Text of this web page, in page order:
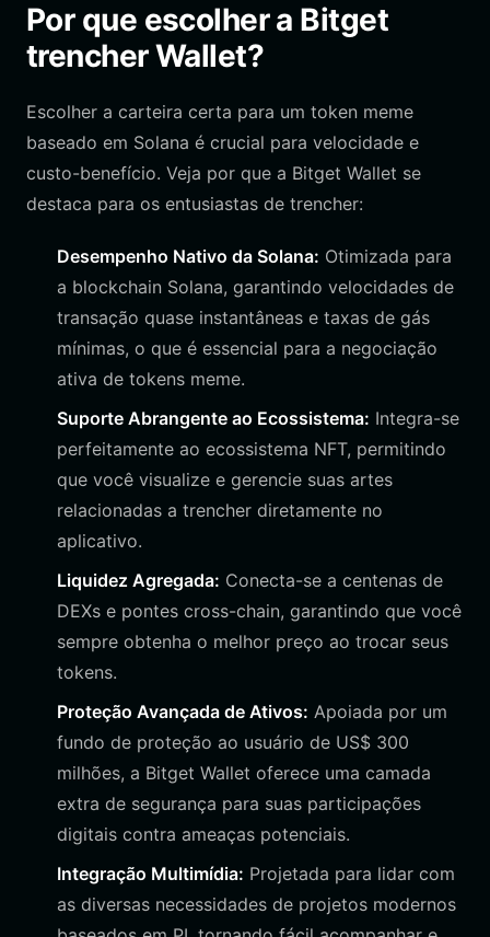
Por que escolher a Bitget
trencher Wallet?
Escolher a carteira certa para um token meme
baseado em Solana é crucial para velocidade e
custo-benefício. Veja por que a Bitget Wallet se
destaca para os entusiastas de trencher:
Desempenho Nativo da Solana: Otimizada para
a blockchain Solana, garantindo velocidades de
transação quase instantâneas e taxas de gás
mínimas, o que é essencial para a negociação
ativa de tokens meme.
Suporte Abrangente ao Ecossistema: Integra-se
perfeitamente ao ecossistema NFT, permitindo
que você visualize e gerencie suas artes
relacionadas a trencher diretamente no
aplicativo.
Liquidez Agregada: Conecta-se a centenas de
DEXs e pontes cross-chain, garantindo que você
sempre obtenha o melhor preço ao trocar seus
tokens.
Proteção Avançada de Ativos: Apoiada por um
fundo de proteção ao usuário de US$ 300
milhões, a Bitget Wallet oferece uma camada
extra de segurança para suas participações
digitais contra ameaças potenciais.
Integração Multimídia: Projetada para lidar com
as diversas necessidades de projetos modernos